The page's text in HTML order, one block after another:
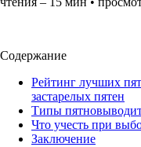
Содержание
Рейтинг лучших
застарелых пятен
Типы
Что учесть при
Заключение